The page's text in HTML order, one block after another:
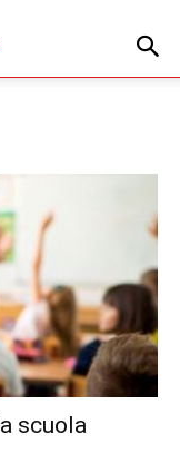
scuola